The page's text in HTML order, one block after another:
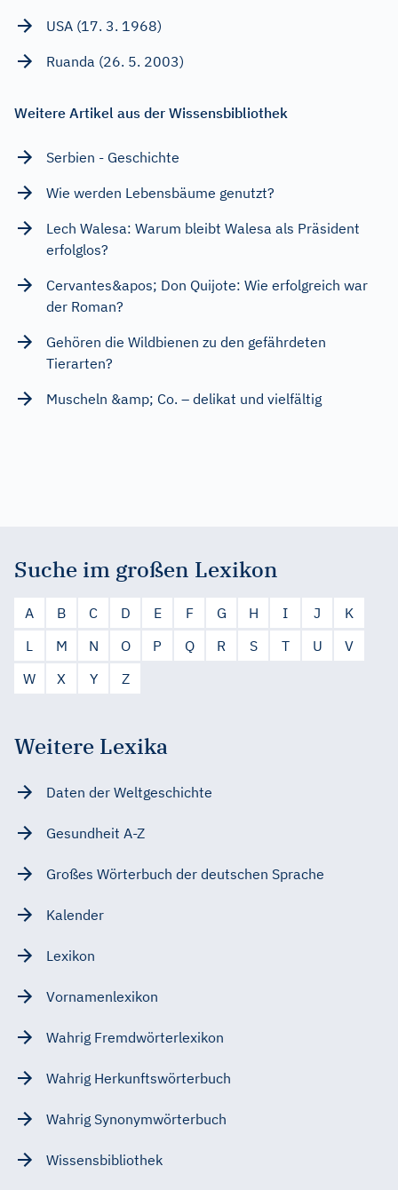
USA (17. 3. 1968)
Ruanda (26. 5. 2003)
Weitere Artikel aus der Wissensbibliothek
Serbien - Geschichte
Wie werden Lebensbäume genutzt?
Lech Walesa: Warum bleibt Walesa als Präsident
erfolglos?
Cervantes&apos; Don Quijote: Wie erfolgreich war
der Roman?
Gehören die Wildbienen zu den gefährdeten
Tierarten?
Muscheln &amp; Co. – delikat und vielfältig
Suche im großen Lexikon
A B C D E F G H I J
K
L
M N O P Q R S T U
V
W
X Y Z
Weitere Lexika
Daten der Weltgeschichte
Gesundheit A-Z
Großes Wörterbuch der deutschen Sprache
Kalender
Lexikon
Vornamenlexikon
Wahrig Fremdwörterlexikon
Wahrig Herkunftswörterbuch
Wahrig Synonymwörterbuch
Wissensbibliothek